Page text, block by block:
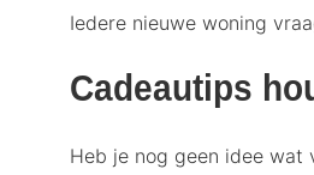
Iedere nieuwe woning
Cadeautips
Heb je nog geen idee wat